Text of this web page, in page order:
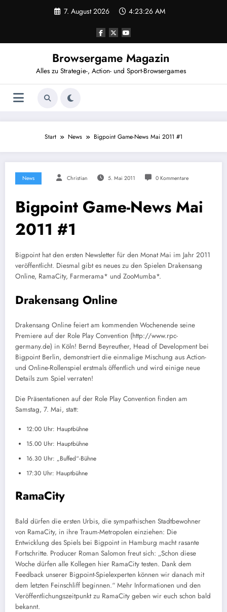
7. August 2026 4:23:27 AM
Browsergame Magazin
Alles zu Strategie-, Action- und Sport-Browsergames
Start News Bigpoint Game-News Mai 2011 #1
News Christian 5. Mai 2011 0 Kommentare
Bigpoint Game-News Mai
2011 #1
Bigpoint hat den ersten Newsletter für den Monat Mai im Jahr 2011
veröffentlicht. Diesmal gibt es neues zu den Spielen Drakensang
Online, RamaCity, Farmerama* und ZooMumba*.
Drakensang Online
Drakensang Online feiert am kommenden Wochenende seine
Premiere auf der Role Play Convention (http://www.rpc-
germany.de) in Köln! Bernd Beyreuther, Head of Development bei
Bigpoint Berlin, demonstriert die einmalige Mischung aus Action-
und Online-Rollenspiel erstmals öffentlich und wird einige neue
Details zum Spiel verraten!
Die Präsentationen auf der Role Play Convention finden am
Samstag, 7. Mai, statt:
12:00 Uhr: Hauptbühne
15.00 Uhr: Hauptbühne
16.30 Uhr: „Buffed“-Bühne
17:30 Uhr: Hauptbühne
RamaCity
Bald dürfen die ersten Urbis, die sympathischen Stadtbewohner
von RamaCity, in ihre Traum-Metropolen einziehen: Die
Entwicklung des Spiels bei Bigpoint in Hamburg macht rasante
Fortschritte. Producer Roman Salomon freut sich: „Schon diese
Woche dürfen alle Kollegen hier RamaCity testen. Dank dem
Feedback unserer Bigpoint-Spielexperten können wir danach mit
dem letzten Feinschliff beginnen.“ Mehr Informationen und den
Veröffentlichungszeitpunkt zu RamaCity geben wir euch schon bald
bekannt.